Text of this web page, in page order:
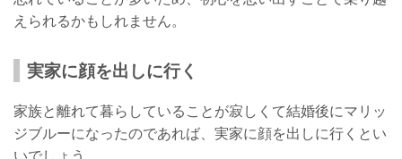
えられるかもしれません。
実家に顔を出しに行く
家族と離れて暮らしていることが寂しくて結婚後にマリッ
ジブルーになったのであれば、実家に顔を出しに行くとい